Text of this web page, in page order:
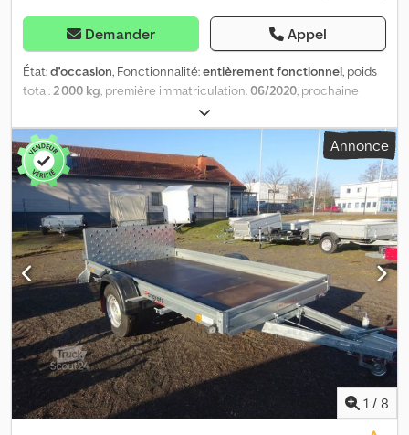
Demander Appel
État:d'occasion, Fonctionnalité:entièrement fonctionnel, poids
total:2 000 kg, première immatriculation:06/2020, prochaine
, Le marché en ligne où vous pouvez
acheter votre nouvelle ou votre ancienne remorque propose des
marques de qualité. Plus de 850 nouvelles remorques en stock.
Plus de 130 remorques d'occasion en offre permanente. Plus de
150 transporteurs de véhicules – modèles courants avec de
nombreux accessoires en stock. Exemple sans engagement :
remorque d'occasion Pongratz LAT 400. Plateau de chargement
inclinable avec rails de guidage perforés et plancher
intermédiaire. Système d'arrimage – treuil à câble. Châssis adapté
à une vitesse de 100 km/h – veuillez tenir compte de l'âge des
pneus. Rampes d'accès montées avec des fixations sans jeu.
Dimensions de chargement intérieures : environ 400 x 202 cm.
Dimensions totales : environ 550 x 206 cm. Masse totale : 2000 kg,
charge utile : environ 1400 kg. Dsdpjyh U H Rjfx Adiekr Système
d'arrimage au sol. Première immatriculation, un seul propriétaire,
provenant de notre parc de location, tel quel. Contrôle
technique valide. Emplacement du véhicule : Rhénanie, près de
Annonce
1 / 8